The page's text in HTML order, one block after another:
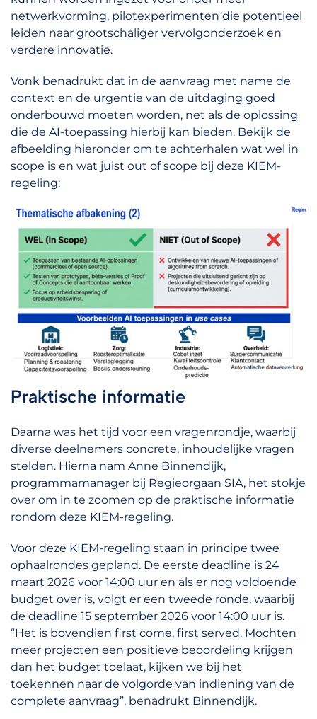
netwerkvorming, pilotexperimenten die potentieel
leiden naar grootschaliger vervolgonderzoek en
verdere innovatie.
Vonk benadrukt dat in de aanvraag met name de
context en de urgentie van de uitdaging goed
onderbouwd moeten worden, net als de oplossing
die de AI-toepassing hierbij kan bieden. Bekijk de
afbeelding hieronder om te achterhalen wat wel in
scope is en wat juist out of scope bij deze KIEM-
regeling:
Praktische informatie
Daarna was het tijd voor een vragenrondje, waarbij
diverse deelnemers concrete, inhoudelijke vragen
stelden. Hierna nam Anne Binnendijk,
programmamanager bij Regieorgaan SIA, het stokje
over om in te zoomen op de praktische informatie
rondom deze KIEM-regeling.
Voor deze KIEM-regeling staan in principe twee
ophaalrondes gepland. De eerste deadline is 24
maart 2026 voor 14:00 uur en als er nog voldoende
budget over is, volgt er een tweede ronde, waarbij
de deadline 15 september 2026 voor 14:00 uur is.
“Het is bovendien first come, first served. Mochten
meer projecten een positieve beoordeling krijgen
dan het budget toelaat, kijken we bij het
toekennen naar de volgorde van indiening van de
complete aanvraag”, benadrukt Binnendijk.